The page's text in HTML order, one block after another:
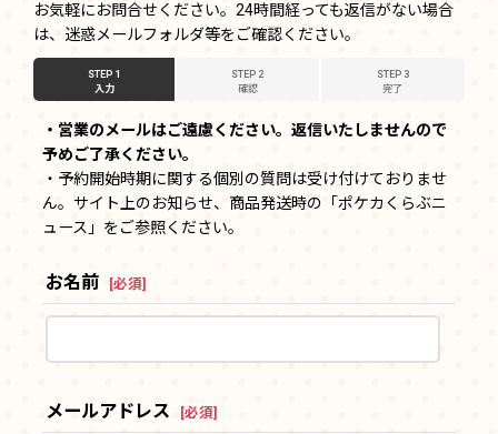
お気軽にお問合せください。24時間経っても返信がない場合
は、迷惑メールフォルダ等をご確認ください。
STEP 1
入力
STEP 2
確認
STEP 3
完了
・営業のメールはご遠慮ください。返信いたしませんので
予めご了承ください。
・予約開始時期に関する個別の質問は受け付けておりませ
ん。サイト上のお知らせ、商品発送時の「ポケカくらぶニ
ュース」をご参照ください。
お名前 [必須]
メールアドレス [必須]